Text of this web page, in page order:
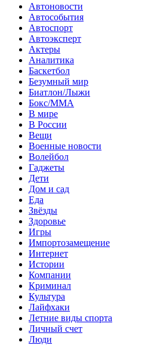
Автоновости
Автособытия
Автоспорт
Автоэксперт
Актеры
Аналитика
Баскетбол
Безумный мир
Биатлон/Лыжи
Бокс/MMA
В мире
В России
Вещи
Военные новости
Волейбол
Гаджеты
Дети
Дом и сад
Еда
Звёзды
Здоровье
Игры
Импортозамещение
Интернет
Истории
Компании
Криминал
Культура
Лайфхаки
Летние виды спорта
Личный счет
Люди